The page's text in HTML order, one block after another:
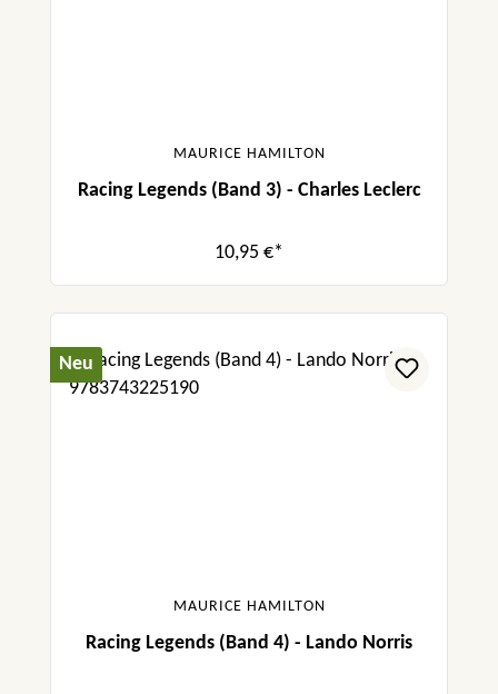
MAURICE HAMILTON
Racing Legends (Band 3) - Charles Leclerc
10,95 €*
Neu
MAURICE HAMILTON
Racing Legends (Band 4) - Lando Norris